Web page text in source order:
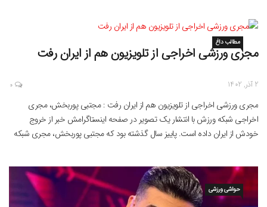
مطالب داغ
مجری ورزشی اخراجی از تلویزیون هم از ایران رفت
2 آذر, 1402 0
مجری ورزشی اخراجی از تلویزیون هم از ایران رفت : مجتبی پوربخش، مجری
اخراجی شبکه ورزش با انتشار یک تصویر در صفحه اینستاگرامش خبر از خروج
خودش از ایران داده است. پاییز سال گذشته بود که مجتبی پوربخش، مجری شبکه
حواشی ورزشی